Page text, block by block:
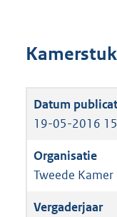
Kamerstuk
19-05-2016
Tweede